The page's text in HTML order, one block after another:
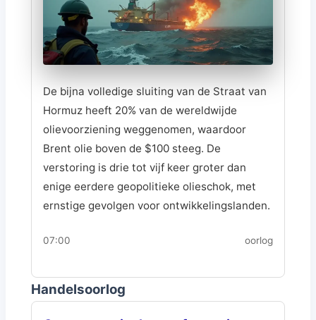
De bijna volledige sluiting van de Straat van
Hormuz heeft 20% van de wereldwijde
olievoorziening weggenomen, waardoor
Brent olie boven de $100 steeg. De
verstoring is drie tot vijf keer groter dan
enige eerdere geopolitieke olieschok, met
ernstige gevolgen voor ontwikkelingslanden.
07:00 oorlog
Handelsoorlog